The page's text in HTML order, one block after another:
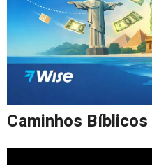
Caminhos Bíblicos